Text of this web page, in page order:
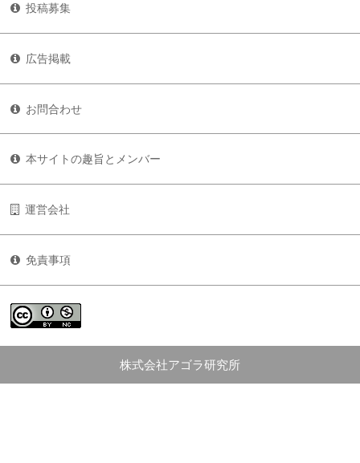
投稿募集
広告掲載
お問合わせ
本サイトの趣旨とメンバー
運営会社
免責事項
株式会社アゴラ研究所